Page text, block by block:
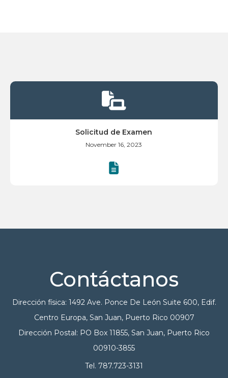

Solicitud de Examen
November 16, 2023
Contáctanos
Dirección física: 1492 Ave. Ponce De León Suite 600, Edif.
Centro Europa, San Juan, Puerto Rico 00907
Dirección Postal: PO Box 11855, San Juan, Puerto Rico
00910-3855
Tel. 787.723-3131